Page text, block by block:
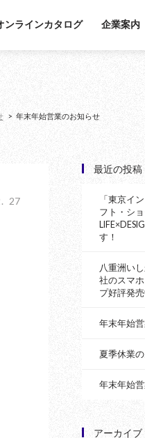
ンラインカタログ 企業案内
> 年末年始営業のお知らせ
27
最近の投稿
「東京イ
フト・シ
す！
八重洲い
社のスマ
プ好評発売
年末年始
夏季休業
年末年始
アーカイブ